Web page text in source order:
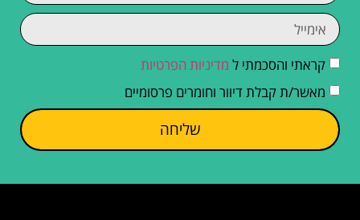
קראתי והסכמתי ל מדיניות הפרטיות
מאשר/ת קבלת דיוור וחומרים פרסומיים
שליחה